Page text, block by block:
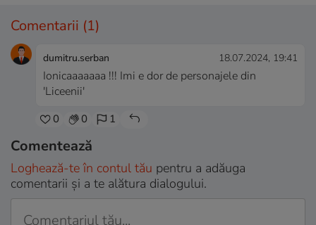
Comentarii (1)
dumitru.serban 18.07.2024, 19:41
Ionicaaaaaaa !!! Imi e dor de personajele din
'Liceenii'
0 0 1
Comentează
Loghează-te în contul tău pentru a adăuga
comentarii și a te alătura dialogului.